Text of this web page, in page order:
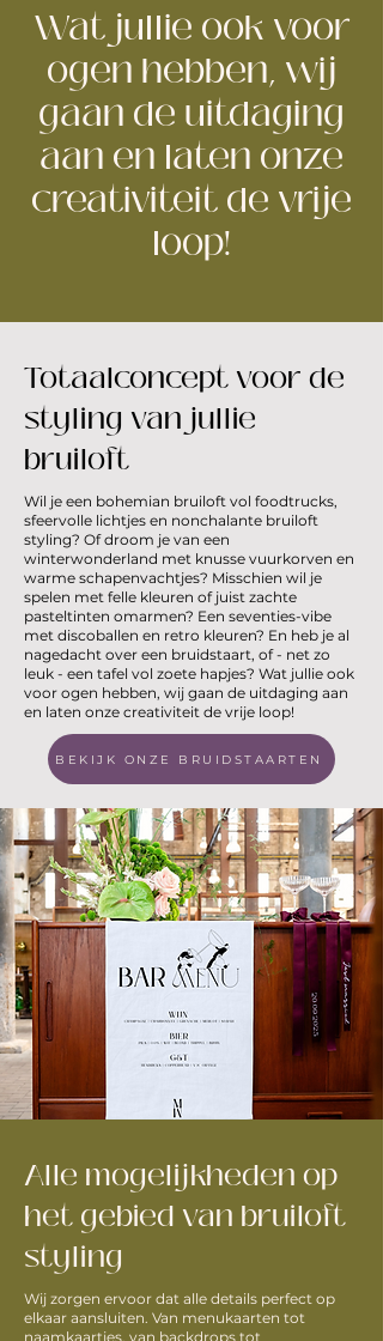
Wat jullie ook voor
ogen hebben, wij
gaan de uitdaging
aan en laten onze
creativiteit de vrije
loop!
Totaalconcept voor de
styling van jullie
bruiloft
Wil je een bohemian bruiloft vol foodtrucks,
sfeervolle lichtjes en nonchalante bruiloft
styling? Of droom je van een
winterwonderland met knusse vuurkorven en
warme schapenvachtjes? Misschien wil je
spelen met felle kleuren of juist zachte
pasteltinten omarmen? Een seventies-vibe
met discoballen en retro kleuren? En heb je al
nagedacht over een bruidstaart, of - net zo
leuk - een tafel vol zoete hapjes? Wat jullie ook
voor ogen hebben, wij gaan de uitdaging aan
en laten onze creativiteit de vrije loop!
BEKIJK ONZE BRUIDSTAARTEN
Alle mogelijkheden op
het gebied van bruiloft
styling
Wij zorgen ervoor dat alle details perfect op
elkaar aansluiten. Van menukaarten tot
naamkaartjes, van backdrops tot